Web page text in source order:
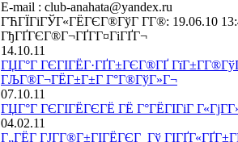
E-mail : club-anahata@yandex.ru
ГЋГЇГіГЎГ«ГЁГЄГ®ГўГ Г­Г®: 19.06.10
ГђГҐГЄГ®Г¬ГҐГ­Г¤ГіГҐГ¬
14.10.11
ГЏГ°Г ГЄГІГЁГ·ГҐГ±ГЄГ®ГҐ
ГЉГ®Г¬ГЁГ±Г±Г Г°Г®ГўГ»Г¬
07.10.11
ГЏГ°Г ГЄГІГЁГЄГЁ ГЁ Г°ГЁГІГіГ
04.02.11
Г„ГЁГ ГЈГ­Г®Г±ГІГЁГЄГ Гў